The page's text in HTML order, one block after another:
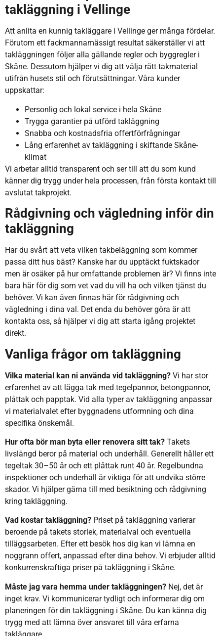
takläggning i Vellinge
Att anlita en kunnig takläggare i Vellinge ger många fördelar.
Förutom ett fackmannamässigt resultat säkerställer vi att
takläggningen följer alla gällande regler och byggregler i
Skåne. Dessutom hjälper vi dig att välja rätt takmaterial
utifrån husets stil och förutsättningar. Våra kunder
uppskattar:
Personlig och lokal service i hela Skåne
Trygga garantier på utförd takläggning
Snabba och kostnadsfria offertförfrågningar
Lång erfarenhet av takläggning i skiftande Skåne-
klimat
Vi arbetar alltid transparent och ser till att du som kund
känner dig trygg under hela processen, från första kontakt till
avslutat takprojekt.
Rådgivning och vägledning inför din
takläggning
Har du svårt att veta vilken takbeläggning som kommer
passa ditt hus bäst? Kanske har du upptäckt fuktskador
men är osäker på hur omfattande problemen är? Vi finns inte
bara här för dig som vet vad du vill ha och vilken tjänst du
behöver. Vi kan även finnas här för rådgivning och
vägledning i dina val. Det enda du behöver göra är att
kontakta oss, så hjälper vi dig att starta igång projektet
direkt.
Vanliga frågor om takläggning
Vilka material kan ni använda vid takläggning? Vi har stor
erfarenhet av att lägga tak med tegelpannor, betongpannor,
plåttak och papptak. Vid alla typer av takläggning anpassar
vi materialvalet efter byggnadens utformning och dina
specifika önskemål.
Hur ofta bör man byta eller renovera sitt tak? Takets
livslängd beror på material och underhåll. Generellt håller ett
tegeltak 30–50 år och ett plåttak runt 40 år. Regelbundna
inspektioner och underhåll är viktiga för att undvika större
skador. Vi hjälper gärna till med besiktning och rådgivning
kring takläggning.
Vad kostar takläggning? Priset på takläggning varierar
beroende på takets storlek, materialval och eventuella
tilläggsarbeten. Efter ett besök hos dig kan vi lämna en
noggrann offert, anpassad efter dina behov. Vi erbjuder alltid
konkurrenskraftiga priser på takläggning i Skåne.
Måste jag vara hemma under takläggningen? Nej, det är
inget krav. Vi kommunicerar tydligt och informerar dig om
planeringen för din takläggning i Skåne. Du kan känna dig
trygg med att lämna över ansvaret till våra erfarna
takläggare.